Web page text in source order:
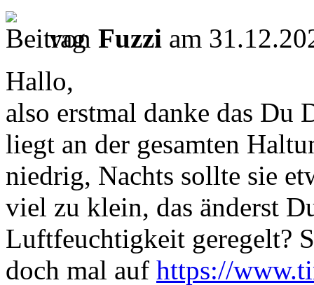
von Fuzzi am
Hallo,
also erstmal danke das Du
liegt an der gesamten
niedrig, Nachts sollte sie
viel zu klein, das änderst
Luftfeuchtigkeit geregelt?
doch mal auf https://